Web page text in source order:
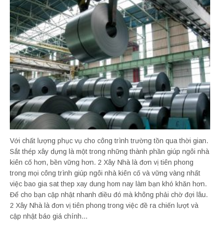
Với chất lượng phục vụ cho công trình trường tồn qua thời gian.
Sắt thép xây dựng là một trong những thành phần giúp ngôi nhà
kiên cố hơn, bền vững hơn. 2 Xây Nhà là đơn vị tiên phong
trong mọi công trình giúp ngôi nhà kiên cố và vững vàng nhất
việc bao gia sat thep xay dung hom nay làm bạn khó khăn hơn.
Để cho bạn cập nhật nhanh điều đó mà không phải chờ đợi lâu.
2 Xây Nhà là đơn vị tiên phong trong việc đề ra chiến lượt và
cập nhật báo giá chính...